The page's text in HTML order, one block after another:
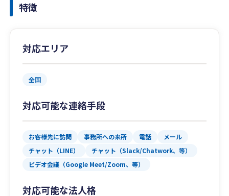
特徴
対応エリア
全国
対応可能な連絡手段
お客様先に訪問 事務所への来所 電話
メール
チャット（LINE）
チャット（Slack/Chatwork、等）
ビデオ会議（Google Meet/Zoom、等）
対応可能な法人格